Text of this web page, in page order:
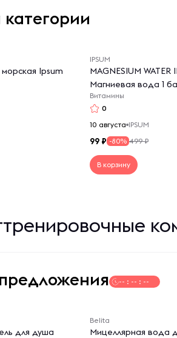
Ipsum
IPSUM
MAGNESIUM WATER
Магниевая вода 1
ИПСУМ
Витамины
0
10 августа IPSUM
99 -80% 499 ₽
В корзину
-- : -- : --
для душа
Belita
Мицеллярная вода